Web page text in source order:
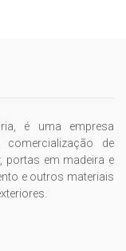
é uma empresa
de
portas em madeira e
e outros materiais